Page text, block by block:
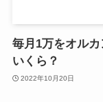
毎月1万をオル
いくら？
2022年10月20日